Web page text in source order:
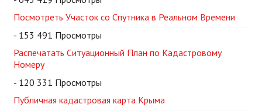
Посмотреть Участок со Спутника в Реальном Времени
- 153 491 Просмотры
Распечатать Ситуационный План по Кадастровому
Номеру
- 120 331 Просмотры
Публичная кадастровая карта Крыма